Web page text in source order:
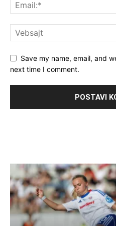
Save my name, email, and
next time I comment.